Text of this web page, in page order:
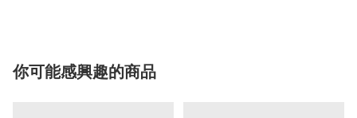
你可能感興趣的商品